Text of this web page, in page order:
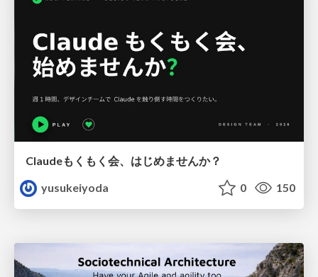
Claudeもくもく会、はじめませんか？
yusukeiyoda
0 150